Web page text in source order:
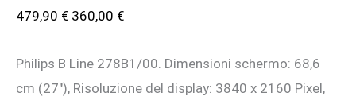
479,90€ Il
originale
era:
360,00 €Il
attuale
è:
Philips B Line 278B1/00. Dimensioni schermo: 68,6
cm (27″), Risoluzione del display: 3840 x 2160 Pixel,